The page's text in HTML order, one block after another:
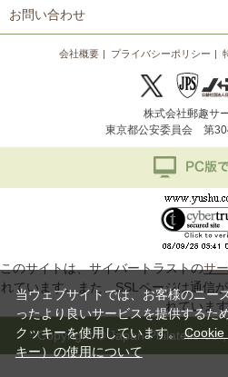
お問い合わせ
会社概要 プライバシーポリシー
株式会社郵趣サ
東京都公安委員会 第
このサイトは、サイバートラストのサ
れています。また、SSLページは通信
れています
Copyright © Japan Philatelic Co.,
当ウェブサイトでは、お客様のニー
ったより良いサービスを提供するた
クッキーを使用しています。Cookie
キー）の使用について